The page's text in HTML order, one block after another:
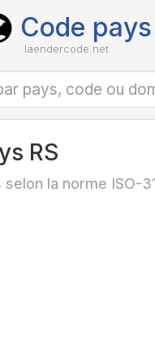
Code pays
laendercode.net
RS